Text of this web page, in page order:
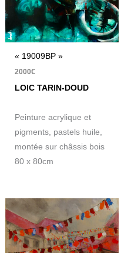
« 19009BP »
2000€
LOIC TARIN-DOUD
Peinture acrylique et
pigments, pastels huile,
montée sur châssis bois
80 x 80cm